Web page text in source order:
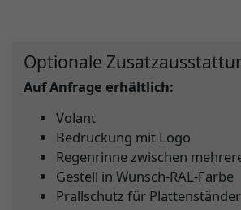
Optionale
Auf Anfrage erhältlich:
Volant
Bedruckung mit Logo
Regenrinne zwischen
Gestell in Wunsch-RAL-Farbe
Prallschutz für Plattenständer